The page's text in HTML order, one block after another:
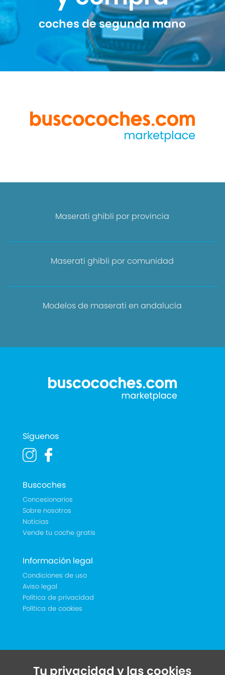
coches de segunda mano
Maserati ghibli por provincia
Maserati ghibli por comunidad
Modelos de maserati en andalucía
Síguenos
Buscoches
Concesionarios
Sobre nosotros
Noticias
Vende tu coche gratis
Información legal
Condiciones de uso
Aviso legal
Política de privacidad
Política de cookies
Tu privacidad y las cookies